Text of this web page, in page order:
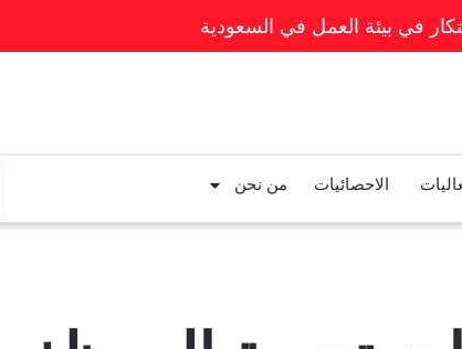
في بيئة العمل في السعودية
الاحصائيات من نحن